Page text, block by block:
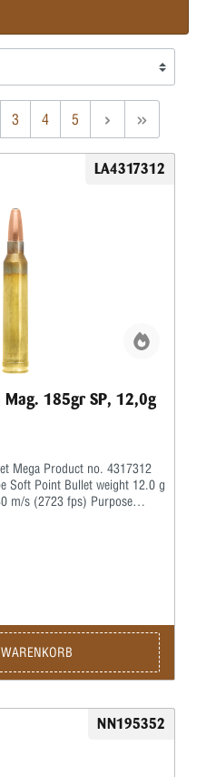
3 4 5
LA4317312
185gr SP, 12,0g
NN195352